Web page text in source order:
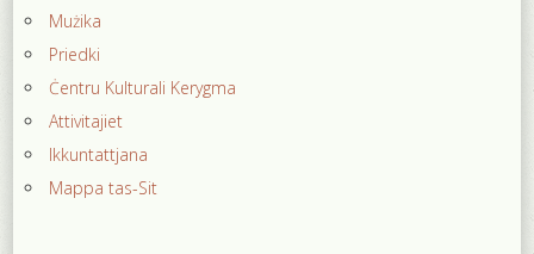
Mużika
Priedki
Ċentru Kulturali Kerygma
Attivitajiet
Ikkuntattjana
Mappa tas-Sit